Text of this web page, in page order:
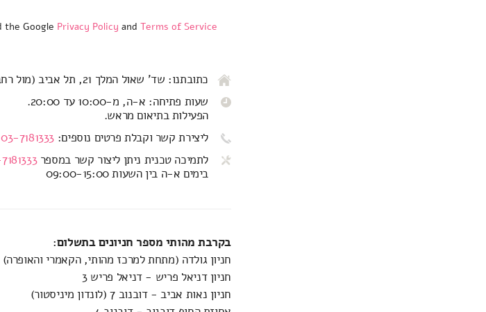
the Google Privacy Policy and Terms of Service
כתובתנו: שד' שאול המלך 21, תל אביב (מול רחבת הקאמרי)
שעות פתיחה: א-ה, מ-10:00 עד 20:00.
הפעילות בתיאום מראש.
ליצירת קשר וקבלת פרטים נוספים: 03-7181333
לתמיכה טכנית ניתן ליצור קשר במספר
בימים א-ה בין השעות 09:00-15:00
בקרבת מהותי מספר חניונים בתשלום:
חניון גולדה (מתחת למרכז מהותי, הקאמרי
חניון דניאל פריש - דניאל פריש 3
חניון נאות אביב - דובנוב 7 (לונדון מיניסטור)